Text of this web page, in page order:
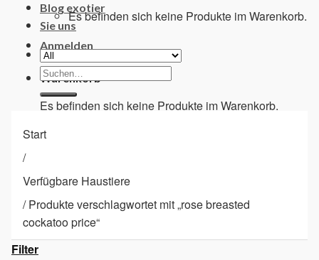
Es befinden sich keine Produkte im Warenkorb.
Anmelden
Warenkorb
Es befinden sich keine Produkte im Warenkorb.
Blog exotier
Sie uns
Suchen
nach:
Start
/
Verfügbare Haustiere
/Produkte verschlagwortet mit „rose breasted
cockatoo price“
Filter